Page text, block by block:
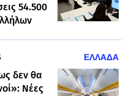
54.500
ΕΛΛΑΔΑ
δεν θα
Νέες